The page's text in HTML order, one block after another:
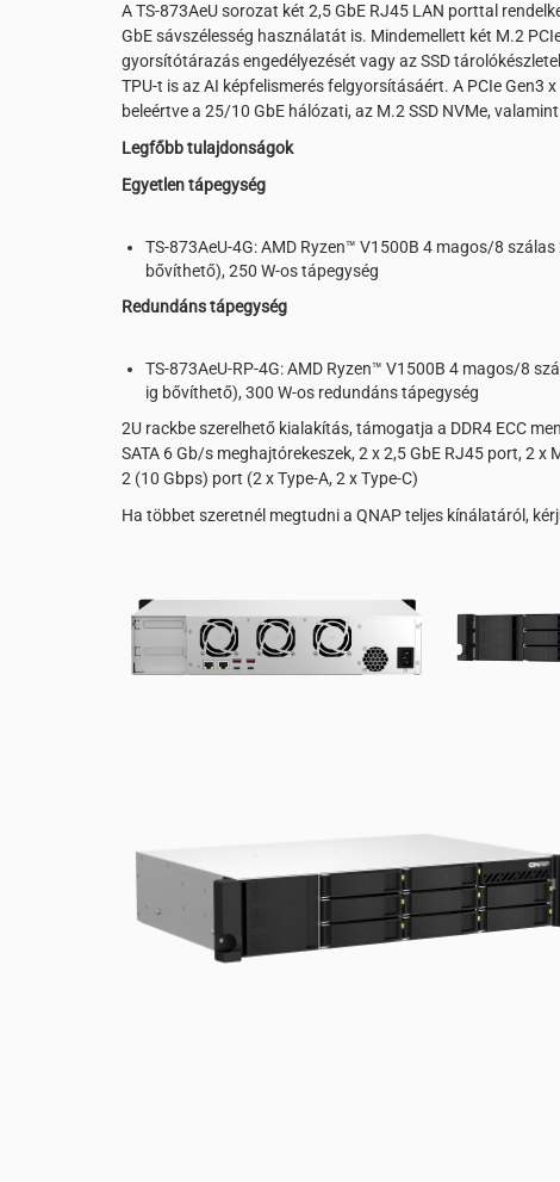
A TS-873AeU sorozat két 2,5 GbE RJ45 LAN porttal
GbE sávszélesség használatát is. Mindemellett két M.2
gyorsítótárazás engedélyezését vagy az SSD
TPU-t is az AI képfelismerés felgyorsításáért. A PCIe Gen3
beleértve a 25/10 GbE hálózati, az M.2 SSD NVMe,
Legfőbb tulajdonságok
Egyetlen tápegység
TS-873AeU-4G: AMD Ryzen™ V1500B 4 magos/8
bővíthető), 250 W-os tápegység
Redundáns tápegység
TS-873AeU-RP-4G: AMD Ryzen™ V1500B 4 magos/8
ig bővíthető), 300 W-os redundáns tápegység
2U rackbe szerelhető kialakítás, támogatja a DDR4 ECC
SATA 6 Gb/s meghajtórekeszek, 2 x 2,5 GbE RJ45 port, 2 x
2 (10 Gbps) port (2 x Type-A, 2 x Type-C)
Ha többet szeretnél megtudni a QNAP teljes kínálatáról,